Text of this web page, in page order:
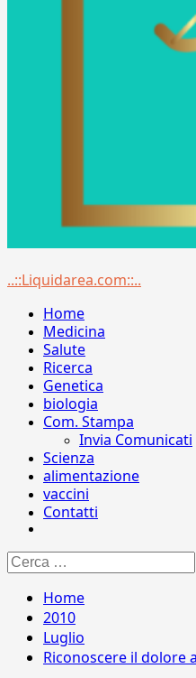
Menu
..::Liquidarea.com::..
Home
Medicina
Salute
Ricerca
Genetica
biologia
Com. Stampa
Invia Comunicati
Scienza
alimentazione
vaccini
Contatti
Ricerca
per:
Home
2010
Luglio
Riconoscere il dolore